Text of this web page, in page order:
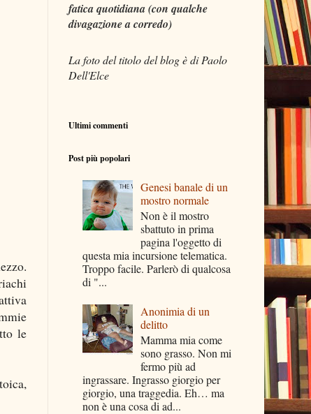
le
fatica quotidiana (con qualche
divagazione a corredo)
La foto del titolo del blog è di Paolo
Dell'Elce
Ultimi commenti
Post più popolari
Genesi banale di un
mostro normale
Non è il mostro
sbattuto in prima
pagina l'oggetto di
questa mia incursione telematica.
Troppo facile. Parlerò di qualcosa
di "...
Anonimia di un
delitto
Mamma mia come
sono grasso. Non mi
fermo più ad
ingrassare. Ingrasso giorgio per
giorgio, una traggedia. Eh… ma
non è una cosa di ad...